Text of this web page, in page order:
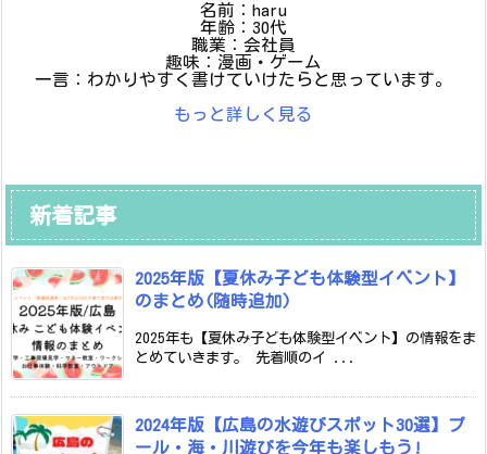
名前：haru
年齢：30代
職業：会社員
趣味：漫画・ゲーム
一言：わかりやすく書けていけたらと思っています。
もっと詳しく見る
新着記事
2025年版【夏休み子ども体験型イベント】
のまとめ(随時追加)
2025年も【夏休み子ども体験型イベント】の情報をま
とめていきます。 先着順のイ ...
2024年版【広島の水遊びスポット30選】プ
ール・海・川遊びを今年も楽しもう!